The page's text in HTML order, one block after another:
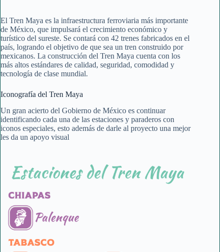
El Tren Maya es la infraestructura ferroviaria más importante
de México, que impulsará el crecimiento económico y
turístico del sureste. Se contará con 42 trenes fabricados en el
país, logrando el objetivo de que sea un tren construido por
mexicanos. La construcción del Tren Maya cuenta con los
más altos estándares de calidad, seguridad, comodidad y
tecnología de clase mundial.
Iconografía del Tren Maya
Un gran acierto del Gobierno de México es continuar
identificando cada una de las estaciones y paraderos con
iconos especiales, esto además de darle al proyecto una mejor
les da un apoyo visual